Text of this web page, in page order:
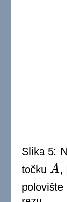
Slika 5:
točku A
A ,
polovište